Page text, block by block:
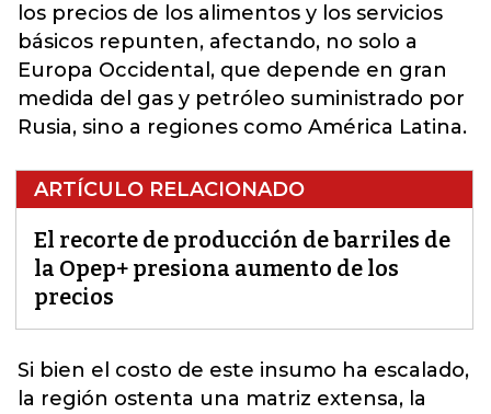
los precios de los alimentos y los servicios
básicos repunten, afectando, no solo a
Europa Occidental, que depende en gran
medida del gas y petróleo suministrado por
Rusia, sino a regiones como América Latina.
ARTÍCULO RELACIONADO
El recorte de producción de barriles de
la Opep+ presiona aumento de los
precios
Si bien el costo de este insumo ha escalado,
la región ostenta una matriz extensa, la